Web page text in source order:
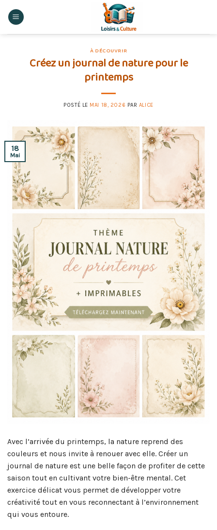
À DÉCOUVRIR
Créez un journal de nature pour le
printemps
POSTÉ LE MAI 18, 2026 PAR ALICE
18
Mai
Avec l’arrivée du printemps, la nature reprend des
couleurs et nous invite à renouer avec elle. Créer un
journal de nature est une belle façon de profiter de cette
saison tout en cultivant votre bien-être mental. Cet
exercice délicat vous permet de développer votre
créativité tout en vous reconnectant à l’environnement
qui vous entoure.